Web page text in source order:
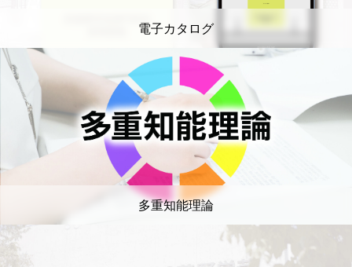
電子カタログ
多重知能理論